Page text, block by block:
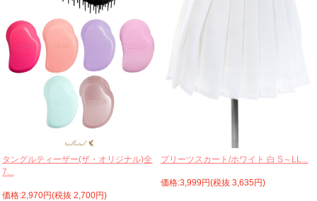
タングルティーザー(ザ・オリジナル)全
7...
価格:2,970円(税抜 2,700円)
プリーツスカート/ホワイト 白 S～LL...
価格:3,999円(税抜 3,635円)